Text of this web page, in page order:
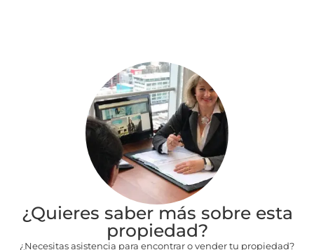
¿Quieres saber más sobre esta
propiedad?
¿Necesitas asistencia para encontrar o vender tu propiedad?